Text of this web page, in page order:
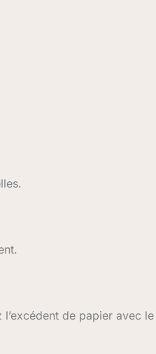
de papier avec le